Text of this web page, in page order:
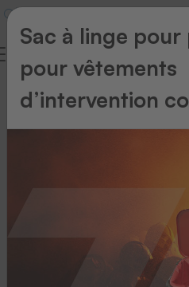
Politique
THERMOTEX
Sac à linge
pour vêtements
d’intervention